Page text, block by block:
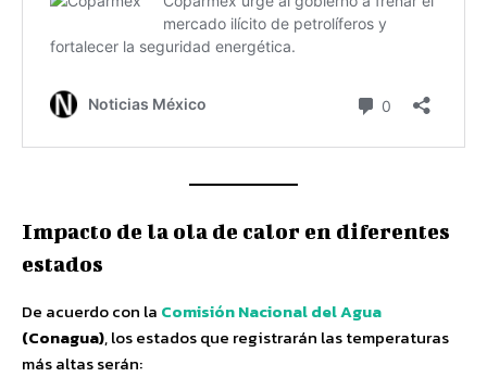
Impacto de la ola de calor en diferentes
estados
De acuerdo con la Comisión Nacional del Agua
(Conagua), los estados que registrarán las temperaturas
más altas serán: